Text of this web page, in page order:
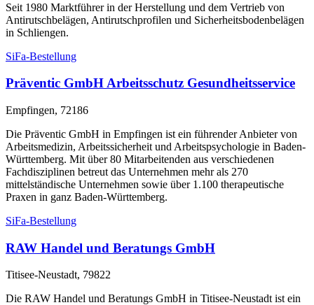
Seit 1980 Marktführer in der Herstellung und dem Vertrieb von
Antirutschbelägen, Antirutschprofilen und Sicherheitsbodenbelägen
in Schliengen.
SiFa-Bestellung
Präventic GmbH Arbeitsschutz Gesundheitsservice
Empfingen, 72186
Die Präventic GmbH in Empfingen ist ein führender Anbieter von
Arbeitsmedizin, Arbeitssicherheit und Arbeitspsychologie in Baden-
Württemberg. Mit über 80 Mitarbeitenden aus verschiedenen
Fachdisziplinen betreut das Unternehmen mehr als 270
mittelständische Unternehmen sowie über 1.100 therapeutische
Praxen in ganz Baden-Württemberg.
SiFa-Bestellung
RAW Handel und Beratungs GmbH
Titisee-Neustadt, 79822
Die RAW Handel und Beratungs GmbH in Titisee-Neustadt ist ein